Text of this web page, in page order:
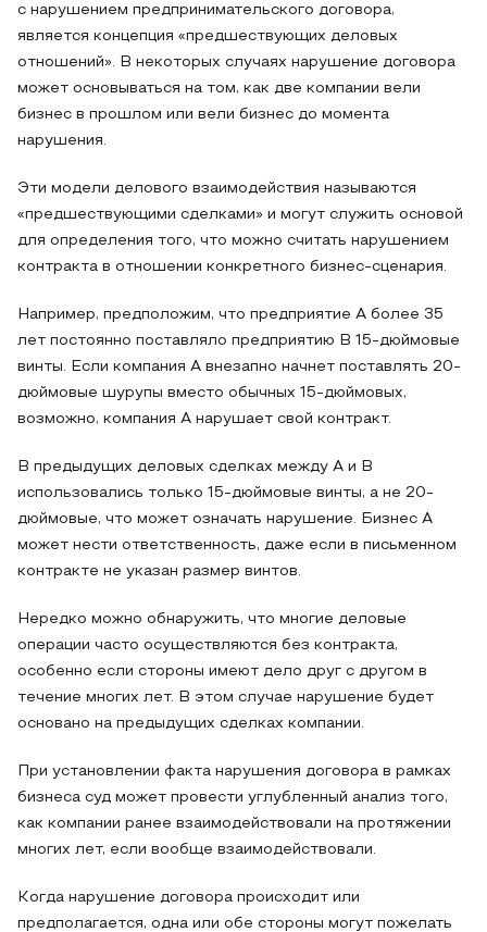
с нарушением предпринимательского договора,
является концепция «предшествующих деловых
отношений». В некоторых случаях нарушение договора
может основываться на том, как две компании вели
бизнес в прошлом или вели бизнес до момента
нарушения.
Эти модели делового взаимодействия называются
«предшествующими сделками» и могут служить основой
для определения того, что можно считать нарушением
контракта в отношении конкретного бизнес-сценария.
Например, предположим, что предприятие А более 35
лет постоянно поставляло предприятию В 15-дюймовые
винты. Если компания А внезапно начнет поставлять 20-
дюймовые шурупы вместо обычных 15-дюймовых,
возможно, компания А нарушает свой контракт.
В предыдущих деловых сделках между A и B
использовались только 15-дюймовые винты, а не 20-
дюймовые, что может означать нарушение. Бизнес А
может нести ответственность, даже если в письменном
контракте не указан размер винтов.
Нередко можно обнаружить, что многие деловые
операции часто осуществляются без контракта,
особенно если стороны имеют дело друг с другом в
течение многих лет. В этом случае нарушение будет
основано на предыдущих сделках компании.
При установлении факта нарушения договора в рамках
бизнеса суд может провести углубленный анализ того,
как компании ранее взаимодействовали на протяжении
многих лет, если вообще взаимодействовали.
Когда нарушение договора происходит или
предполагается, одна или обе стороны могут пожелать